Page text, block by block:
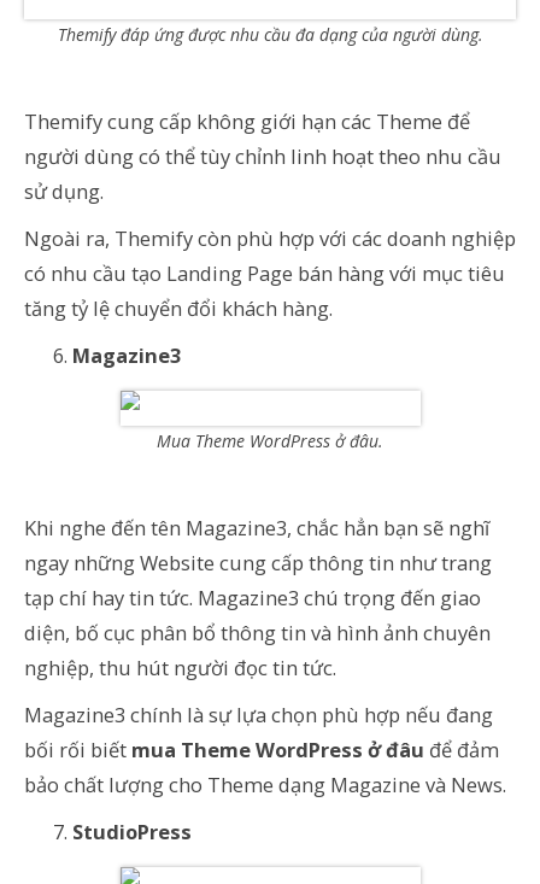
Themify đáp ứng được nhu cầu đa dạng của người dùng.
Themify cung cấp không giới hạn các Theme để
người dùng có thể tùy chỉnh linh hoạt theo nhu cầu
sử dụng.
Ngoài ra, Themify còn phù hợp với các doanh nghiệp
có nhu cầu tạo Landing Page bán hàng với mục tiêu
tăng tỷ lệ chuyển đổi khách hàng.
Magazine3
Mua Theme WordPress ở đâu.
Khi nghe đến tên Magazine3, chắc hẳn bạn sẽ nghĩ
ngay những Website cung cấp thông tin như trang
tạp chí hay tin tức. Magazine3 chú trọng đến giao
diện, bố cục phân bổ thông tin và hình ảnh chuyên
nghiệp, thu hút người đọc tin tức.
Magazine3 chính là sự lựa chọn phù hợp nếu đang
bối rối biết mua Theme WordPress ở đâu để đảm
bảo chất lượng cho Theme dạng Magazine và News.
StudioPress